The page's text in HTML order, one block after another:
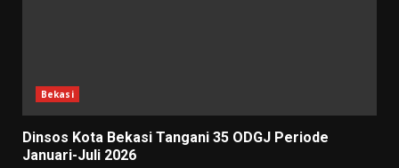
Bekasi
Dinsos Kota Bekasi Tangani 35 ODGJ Periode
Januari-Juli 2026